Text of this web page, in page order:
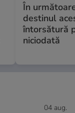
În
destinul
întorsătură
niciodată
04 aug.